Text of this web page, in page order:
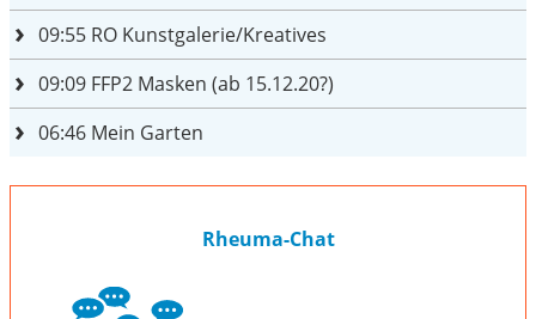
09:55 RO Kunstgalerie/Kreatives
09:09 FFP2 Masken (ab 15.12.20?)
06:46 Mein Garten
Rheuma-Chat